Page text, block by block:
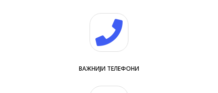
ВАЖНИЈИ ТЕЛЕФОНИ